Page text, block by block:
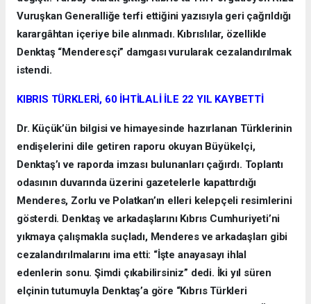
Vuruşkan Generalliğe terfi ettiğini yazısıyla geri çağrıldığı
karargâhtan içeriye bile alınmadı. Kıbrıslılar, özellikle
Denktaş “Menderesçi” damgası vurularak cezalandırılmak
istendi.
KIBRIS TÜRKLERİ, 60 İHTİLALİ İLE 22 YIL KAYBETTİ
Dr. Küçük’ün bilgisi ve himayesinde hazırlanan Türklerinin
endişelerini dile getiren raporu okuyan Büyükelçi,
Denktaş’ı ve raporda imzası bulunanları çağırdı. Toplantı
odasının duvarında üzerini gazetelerle kapattırdığı
Menderes, Zorlu ve Polatkan’ın elleri kelepçeli resimlerini
gösterdi. Denktaş ve arkadaşlarını Kıbrıs Cumhuriyeti’ni
yıkmaya çalışmakla suçladı, Menderes ve arkadaşları gibi
cezalandırılmalarını ima etti: “İşte anayasayı ihlal
edenlerin sonu. Şimdi çıkabilirsiniz” dedi. İki yıl süren
elçinin tutumuyla Denktaş’a göre “Kıbrıs Türkleri